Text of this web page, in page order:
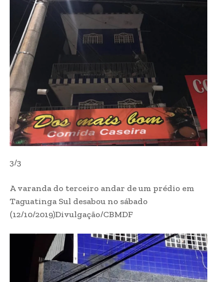
3/3
A varanda do terceiro andar de um prédio em
Taguatinga Sul desabou no sábado
(12/10/2019)Divulgação/CBMDF